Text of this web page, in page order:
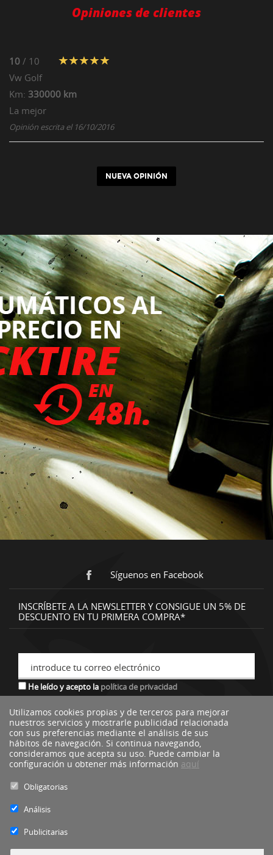
Opiniones de clientes
10 / 10
Vw Golf
Km: 330000 km
La mejor
Opinión escrita el 16/10/2016
NUEVA OPINIÓN
Síguenos en Facebook
INSCRÍBETE A LA NEWSLETTER Y CONSIGUE UN 5% DE
DESCUENTO EN TU PRIMERA COMPRA*
introduce tu correo electrónico
He leído y acepto la política de privacidad
*descuento no acumulable a otras ofertas o promociones.
Utilizamos cookies propias y de terceros para mejorar
nuestros servicios y mostrarle publicidad relacionada
con sus preferencias mediante el análisis de sus
hábitos de navegación. Si continua navegando,
consideramos que acepta su uso. Puede cambiar la
configuración u obtener más información aquí
Obligatorias
Análisis
Publicitarias